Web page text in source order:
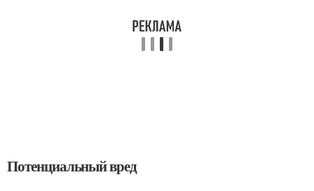
Потенциальный вред